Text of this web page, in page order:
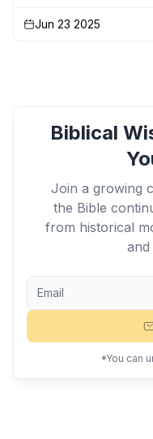
Jun 23 2025
Biblical
Join a growing
the Bible
from historical
*You can